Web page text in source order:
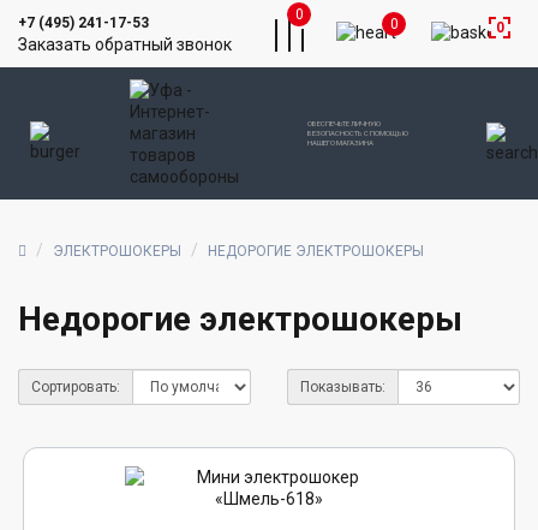
+7 (495) 241-17-53
Заказать обратный звонок
ОБЕСПЕЧЬТЕ ЛИЧНУЮ
БЕЗОПАСНОСТЬ С ПОМОЩЬЮ
НАШЕГО МАГАЗИНА
0
0 0
ЭЛЕКТРОШОКЕРЫ НЕДОРОГИЕ ЭЛЕКТРОШОКЕРЫ
Недорогие электрошокеры
Сортировать: Показывать: